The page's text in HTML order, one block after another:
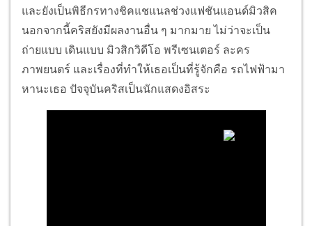
และยังเป็นพิธีกรทางชิคแชแนลช่วงแฟชันแอนด์มิวสิค
นอกจากนี้คริสยังมีผลงานอื่น ๆ มากมาย ไม่ว่าจะเป็น
ถ่ายแบบ เดินแบบ มิวสิกวิดีโอ พรีเซนเตอร์ ละคร
ภาพยนตร์ และเรื่องที่ทำให้เธอเป็นที่รู้จักคือ รถไฟฟ้ามา
หานะเธอ ปัจจุบันคริสเป็นนักแสดงอิสระ